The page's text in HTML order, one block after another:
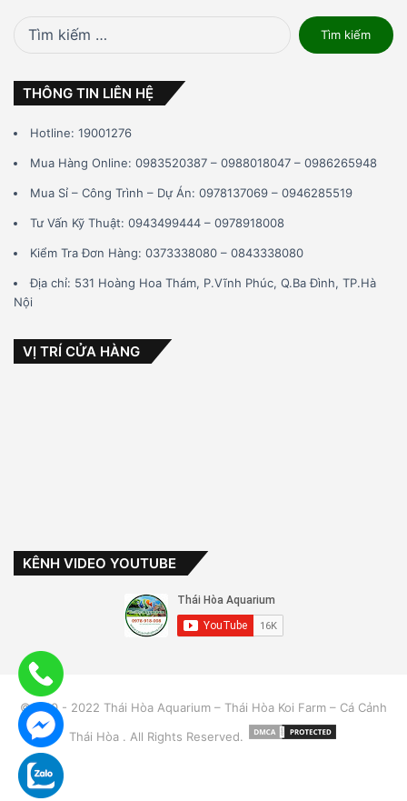
Tìm
kiếm
THÔNG TIN LIÊN HỆ
Hotline: 19001276
Mua Hàng Online: 0983520387 – 0988018047 – 0986265948
Mua Sỉ – Công Trình – Dự Án: 0978137069 – 0946285519
Tư Vấn Kỹ Thuật: 0943499444 – 0978918008
Kiểm Tra Đơn Hàng: 0373338080 – 0843338080
Địa chỉ: 531 Hoàng Hoa Thám, P.Vĩnh Phúc, Q.Ba Đình, TP.Hà
Nội
VỊ TRÍ CỬA HÀNG
KÊNH VIDEO YOUTUBE
©2010 - 2022 Thái Hòa Aquarium – Thái Hòa Koi Farm – Cá Cảnh
Thái Hòa . All Rights Reserved.